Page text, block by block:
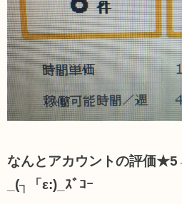
なんとアカウントの評価
_(┐「ε:)_ｽﾞｺｰ